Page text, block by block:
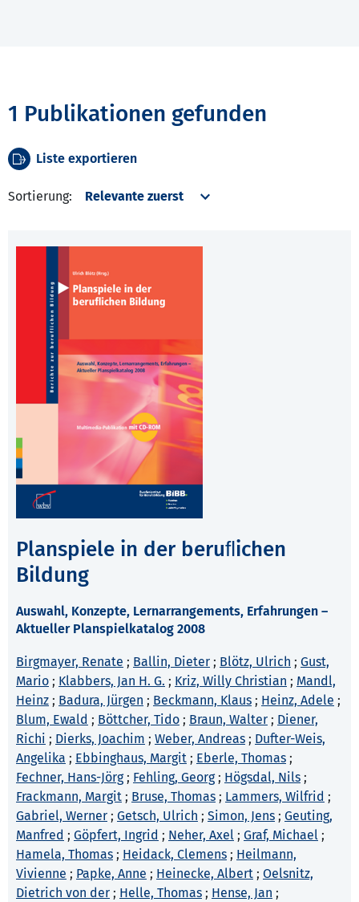
1 Publikationen gefunden
Liste exportieren
Sortierung:
Planspiele in der beruﬂichen
Bildung
Auswahl, Konzepte, Lernarrangements, Erfahrungen –
Aktueller Planspielkatalog 2008
Birgmayer, Renate ; Ballin, Dieter ; Blötz, Ulrich ; Gust,
Mario ; Klabbers, Jan H. G. ; Kriz, Willy Christian ; Mandl,
Heinz ; Badura, Jürgen ; Beckmann, Klaus ; Heinz, Adele ;
Blum, Ewald ; Böttcher, Tido ; Braun, Walter ; Diener,
Richi ; Dierks, Joachim ; Weber, Andreas ; Dufter-Weis,
Angelika ; Ebbinghaus, Margit ; Eberle, Thomas ;
Fechner, Hans-Jörg; Fehling, Georg; Högsdal, Nils ;
Frackmann, Margit ; Bruse, Thomas ; Lammers, Wilfrid ;
Gabriel, Werner ; Getsch, Ulrich ; Simon, Jens ; Geuting,
Manfred ; Göpfert, Ingrid ; Neher, Axel ; Graf, Michael ;
Hamela, Thomas ; Heidack, Clemens ; Heilmann,
Vivienne ; Papke, Anne ; Heinecke, Albert ; Oelsnitz,
Dietrich von der ; Helle, Thomas ; Hense, Jan ;